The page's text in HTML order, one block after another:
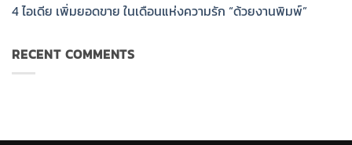
4 ไอเดีย เพิ่มยอดขาย ในเดือนแห่งความรัก “ด้วยงานพิมพ์”
RECENT COMMENTS